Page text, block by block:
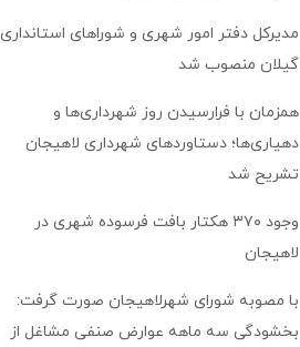
مدیرکل دفتر امور شهری و شوراهای استانداری
گیلان منصوب شد
همزمان با فرارسیدن روز شهرداری‌ها و
دهیاری‌ها؛ دستاوردهای شهرداری لاهیجان
تشریح شد
وجود ۳۷۰ هکتار بافت فرسوده شهری در
لاهیجان
با مصوبه شورای شهرلاهیجان صورت گرفت:
بخشودگی سه ماهه عوارض صنفی مشاغل از